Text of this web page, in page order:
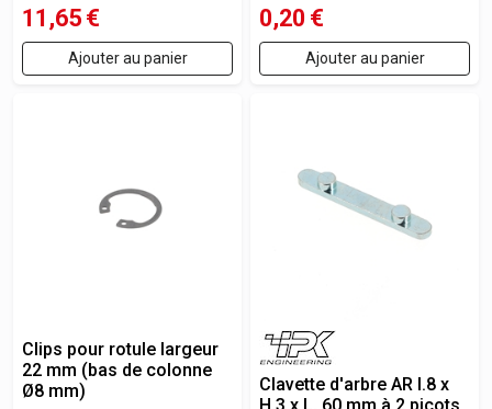
11,65 €
Ajouter au panier
0,20 €
Ajouter au panier
Clips pour rotule largeur
22 mm (bas de colonne
Ø8 mm)
Clavette d'arbre AR l.8 x